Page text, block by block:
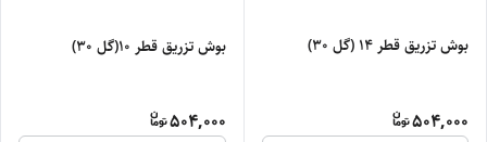
بوش تزریق قطر 14 (گل 30)
504,000
بوش تزریق قطر 10(گل 30)
504,000